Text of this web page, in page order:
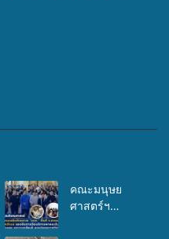
คณะมนุษย
ศาสตร์ฯ